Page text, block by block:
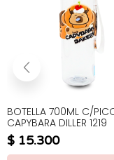
BOTELLA 700ML C/
CAPYBARA DILLER 1219
$ 15.300